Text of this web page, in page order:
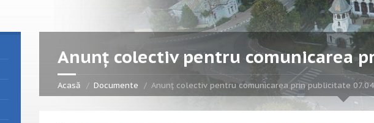
Anunț colectiv pentru comunicarea
Acasă Documente Anunț colectiv pentru comunicarea prin publicitate